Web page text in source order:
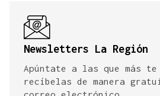
Newsletters La Región
Apúntate a las que más
recíbelas de manera